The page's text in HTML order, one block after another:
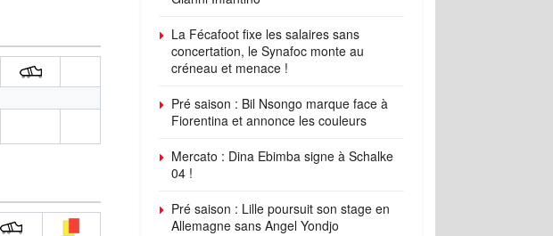
La Fécafoot fixe les salaires sans
concertation, le Synafoc monte au
créneau et menace !
Pré saison : Bil Nsongo marque face à
Fiorentina et annonce les couleurs
Mercato : Dina Ebimba signe à Schalke
04 !
Pré saison : Lille poursuit son stage en
Allemagne sans Angel Yondjo